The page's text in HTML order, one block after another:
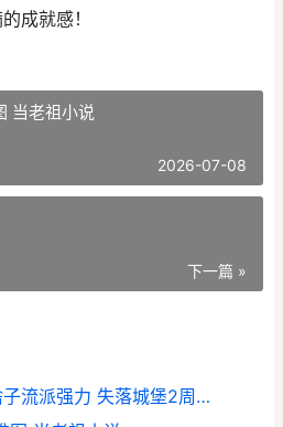
成就感！
当老祖小说
2026-07-08
下一篇 »
失落城堡2手机游戏啥子流派强力 失落城堡2周目攻略